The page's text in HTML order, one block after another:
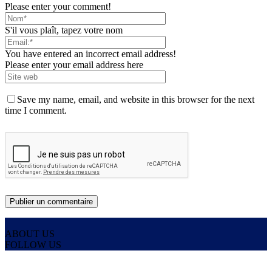
Please enter your comment!
S'il vous plaît, tapez votre nom
You have entered an incorrect email address!
Please enter your email address here
Save my name, email, and website in this browser for the next
time I comment.
ABOUT US
FOLLOW US